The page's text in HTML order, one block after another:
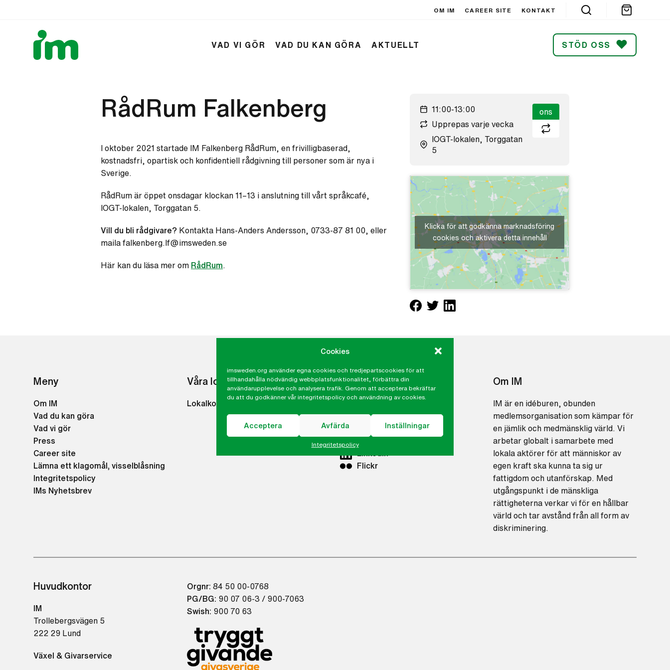
Cookies
imsweden.org använder egna cookies och tredjepartscookies för att
tillhandahålla nödvändig webbplatsfunktionalitet, förbättra din
användarupplevelse och analysera trafik. Genom att acceptera bekräftar
du att du godkänner vår integritetspolicy och användning av cookies.
Acceptera Avfärda Inställningar
Integritetspolicy
OM IM CAREER SITE KONTAKT
VAD VI GÖR VAD DU KAN GÖRA AKTUELLT STÖD OSS
RådRum Falkenberg
I oktober 2021 startade IM Falkenberg RådRum, en frivilligbaserad,
kostnadsfri, opartisk och konfidentiell rådgivning till personer som är nya i
Sverige.
RådRum är öppet onsdagar klockan 11–13 i anslutning till vårt språkcafé,
IOGT-lokalen, Torggatan 5.
Vill du bli rådgivare? Kontakta Hans-Anders Andersson, 0733-87 81 00, eller
maila falkenberg.lf@imsweden.se
Här kan du läsa mer om RådRum
ons
11:00-13:00
Upprepas varje vecka
IOGT-lokalen, Torggatan
5
Klicka för att godkänna marknadsföring
cookies och aktivera detta innehåll
Meny
Om IM
Vad du kan göra
Vad vi gör
Press
Career site
Lämna ett klagomål, visselblåsning
Integritetspolicy
IMs Nyhetsbrev
Våra lokalkontor
Lokalkontor Göteborg
IM på sociala medier
Twitter
Instagram
Flickr
Om IM
IM är en idéburen, obunden
medlemsorganisation som kämpar för
en jämlik och medmänsklig värld. Vi
arbetar globalt i samarbete med
lokala aktörer för att människor av
egen kraft ska kunna ta sig ur
fattigdom och utanförskap. Med
utgångspunkt i de mänskliga
rättigheterna verkar vi för en hållbar
värld och tar avstånd från all form av
diskriminering.
Huvudkontor
IM
Trollebergsvägen 5
222 29 Lund
Växel & Givarservice
Orgnr: 84 50 00-0768
PG/BG: 90 07 06-3 / 900-7063
Swish: 900 70 63